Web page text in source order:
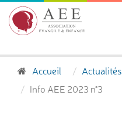
Accueil Actualités
Info AEE 2023 n°3